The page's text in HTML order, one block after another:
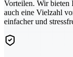
Vorteilen. Wir bieten
auch eine Vielzahl
einfacher und